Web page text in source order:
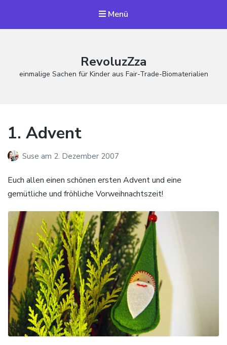
Menü
RevoluzZza
einmalige Sachen für Kinder aus Fair-Trade-Biomaterialien
1. Advent
Suse am 2. Dezember 2007
Euch allen einen schönen ersten Advent und eine
gemütliche und fröhliche Vorweihnachtszeit!